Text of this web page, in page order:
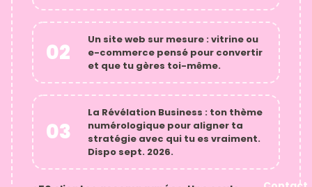
02 Un site web sur mesure : vitrine ou
e-commerce pensé pour convertir
et que tu gères toi-même.
03
La Révélation Business : ton thème
numérologique pour aligner ta
stratégie avec qui tu es vraiment.
Dispo sept. 2026.